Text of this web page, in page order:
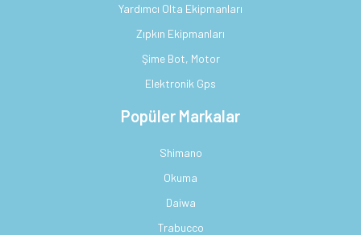
Yardımcı Olta Ekipmanları
Zıpkın Ekipmanları
Şime Bot, Motor
Elektronik Gps
Popüler Markalar
Shimano
Okuma
Daiwa
Trabucco